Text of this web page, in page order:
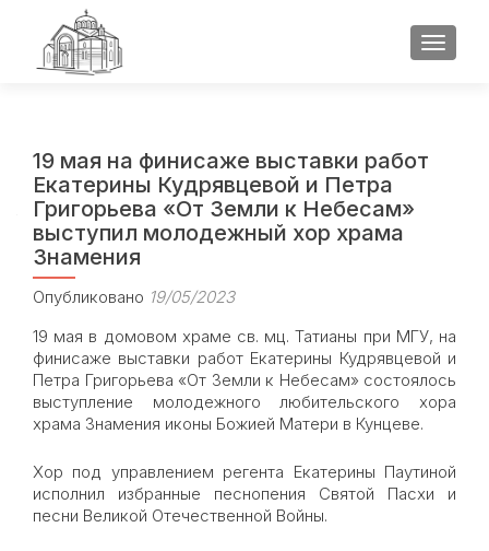
19 мая на финисаже выставки работ
Екатерины Кудрявцевой и Петра
Григорьева «От Земли к Небесам»
выступил молодежный хор храма
Знамения
Опубликовано 19/05/2023
19 мая в домовом храме св. мц. Татианы при МГУ, на
финисаже выставки работ Екатерины Кудрявцевой и
Петра Григорьева «От Земли к Небесам» состоялось
выступление молодежного любительского хора
храма Знамения иконы Божией Матери в Кунцеве.
Хор под управлением регента Екатерины Паутиной
исполнил избранные песнопения Святой Пасхи и
песни Великой Отечественной Войны.